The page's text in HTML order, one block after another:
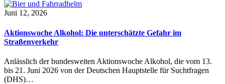
Juni 12, 2026
Aktionswoche Alkohol: Die unterschätzte Gefahr im
Straßenverkehr
Anlässlich der bundesweiten Aktionswoche Alkohol, die vom 13.
bis 21. Juni 2026 von der Deutschen Hauptstelle für Suchtfragen
(DHS)…